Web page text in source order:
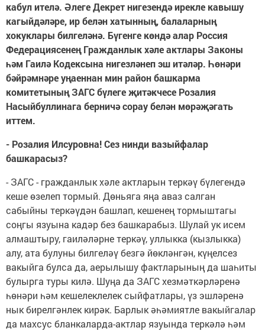
кабул ителә. Әлеге Декрет нигезендә ирекле кавышу
кагыйдәләре, ир белән хатынның, балаларның
хокуклары билгеләнә. Бүгенге көндә алар Россия
Федерациясенең Гражданлык хәле актлары Законы
һәм Гаилә Кодексына нигезләнеп эш итәләр. Һөнәри
бәйрәмнәре уңаеннан мин район башкарма
комитетының ЗАГС бүлеге җитәкчесе Розалия
Насыйбуллинага берничә сорау белән мөрәҗәгать
иттем.
- Розалия Илсуровна! Сез нинди вазыйфалар
башкарасыз?
- ЗАГС - гражданлык хәле актларын теркәү бүлегендә
кеше өзелеп тормый. Дөньяга яңа аваз салган
сабыйны теркәүдән башлап, кешенең тормыштагы
соңгы язуына кадәр без башкарабыз. Шулай ук исем
алмаштыру, гаиләләрне теркәү, уллыкка (кызлыкка)
алу, ата булуны билгеләү безгә йөкләнгән, күңелсез
вакыйга булса да, аерылышу фактларының да шаһиты
булырга туры килә. Шуңа да ЗАГС хезмәткәрләренә
һөнәри һәм кешелеклелек сыйфатлары, үз эшләренә
нык бирелгәнлек кирәк. Барлык әһәмиятле вакыйгалар
да махсус бланкаларда-актлар язуында теркәлә һәм